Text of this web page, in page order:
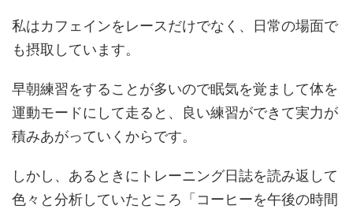
私はカフェインをレースだけでなく、日常の場面で
も摂取しています。
早朝練習をすることが多いので眠気を覚まして体を
運動モードにして走ると、良い練習ができて実力が
積みあがっていくからです。
しかし、あるときにトレーニング日誌を読み返して
色々と分析していたところ「コーヒーを午後の時間